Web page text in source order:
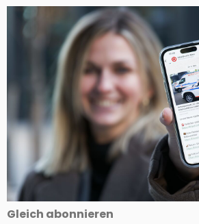
Gleich abonnieren